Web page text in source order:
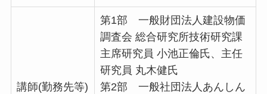
講師(勤務先等)
第1部 一般財団法人建設物価
調査会 総合研究所技術研究課
主席研究員 小池正倫氏、主任
研究員 丸木健氏
第2部 一般社団法人あんしん